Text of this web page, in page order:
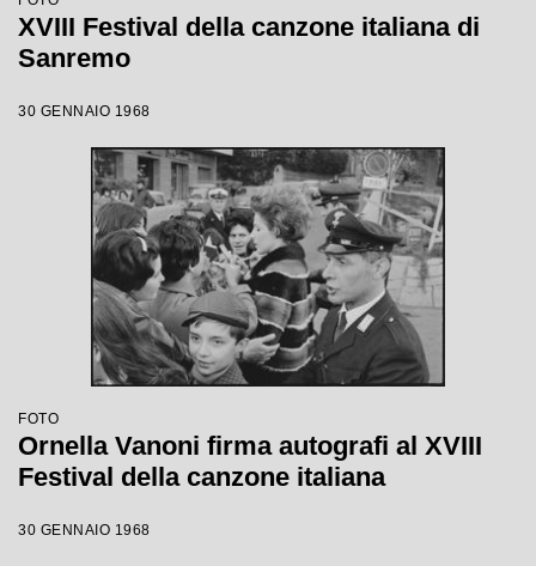
XVIII Festival della canzone italiana di
Sanremo
30 GENNAIO 1968
FOTO
Ornella Vanoni firma autografi al XVIII
Festival della canzone italiana
30 GENNAIO 1968